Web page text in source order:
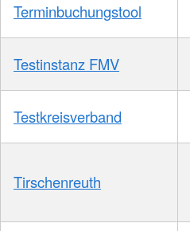
Terminbuchungstool
Testinstanz FMV
Testkreisverband
Tirschenreuth